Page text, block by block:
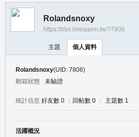
Rolandsnoxy
https://bbs.lineagem.tw/?7806
主題 個人資料
Rolandsnoxy(UID: 7806)
郵箱狀態
未驗證
統計信息 好友數 0 回帖數 0 主題數 1
活躍概況